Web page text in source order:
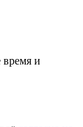
и